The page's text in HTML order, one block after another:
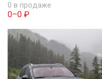
0 в продаже
0–0 ₽